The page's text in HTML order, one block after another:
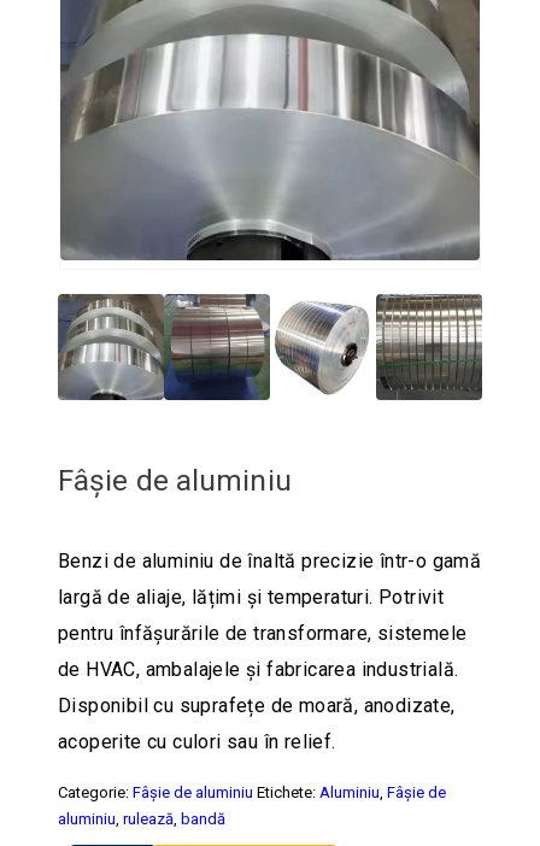
Fâșie de aluminiu
Benzi de aluminiu de înaltă precizie într-o gamă
largă de aliaje, lățimi și temperaturi. Potrivit
pentru înfășurările de transformare, sistemele
de HVAC, ambalajele și fabricarea industrială.
Disponibil cu suprafețe de moară, anodizate,
acoperite cu culori sau în relief.
Categorie: Fâșie de aluminiu Etichete: Aluminiu Fâșie de
aluminiu rulează bandă